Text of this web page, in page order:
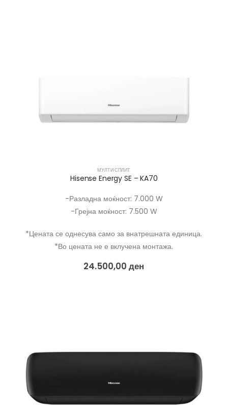
МУЛТИ СПЛИТ
Hisense Energy SE – KA70
-Разладна моќност: 7.000 W
-Грејна моќност: 7.500 W
*Цената се однесува само за внатрешната единица.
*Во цената не е вклучена монтажа.
24.500,00ден